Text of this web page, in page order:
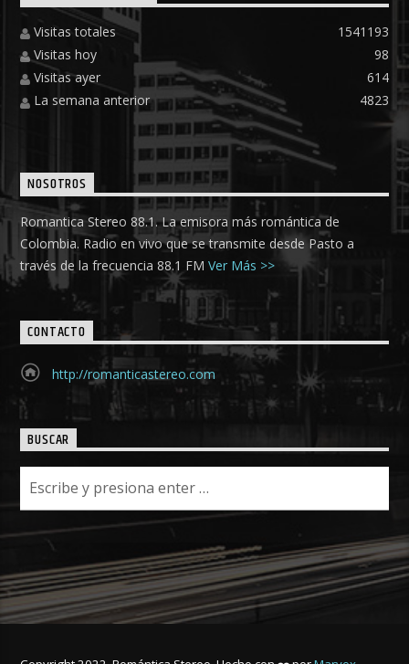
1541193
Visitas totales
98
Visitas hoy
614
Visitas ayer
4823
La semana anterior
NOSOTROS
Romantica Stereo 88.1. La emisora más romántica de
Colombia. Radio en vivo que se transmite desde Pasto a
través de la frecuencia 88.1 FMVer Más >>
CONTACTO
http://romanticastereo.com
BUSCAR